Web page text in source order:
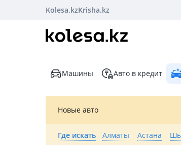
Kolesa.kzKrisha.kz
Машины Авто в кредит
Новые авто
Где искать Алматы Астана